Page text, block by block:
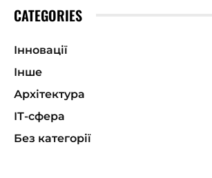
CATEGORIES
Інновації
Інше
Архітектура
ІТ-сфера
Без категорії